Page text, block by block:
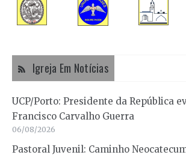
Igreja Em Notícias
UCP/Porto: Presidente da República
Francisco Carvalho Guerra
06/08/2026
Pastoral Juvenil: Caminho